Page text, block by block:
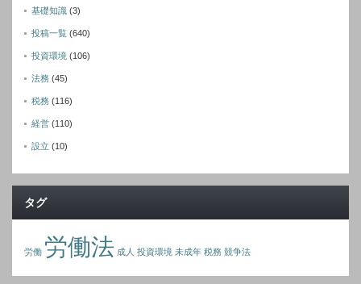
基礎知識 (3)
投稿一覧 (640)
投資環境 (106)
法務 (45)
税務 (116)
経営 (110)
設立 (10)
タグ
労働 労働法 成人 投資環境 未成年 税務 競争法